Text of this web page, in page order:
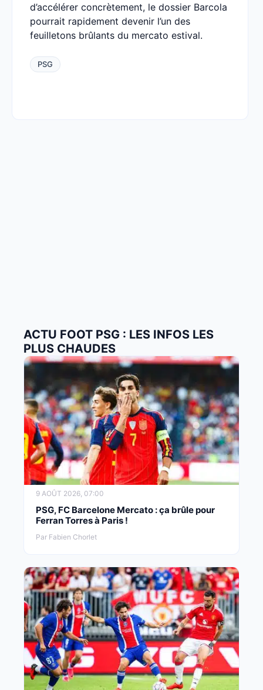
d’accélérer concrètement, le dossier Barcola
pourrait rapidement devenir l’un des
feuilletons brûlants du mercato estival.
PSG
ACTU FOOT PSG : LES INFOS LES
PLUS CHAUDES
9 AOÛT 2026, 07:00
PSG, FC Barcelone Mercato : ça brûle pour
Ferran Torres à Paris !
Par Fabien Chorlet